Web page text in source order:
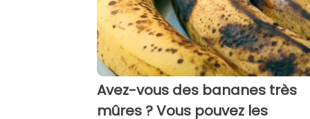
Avez-vous des bananes très
mûres ? Vous pouvez les